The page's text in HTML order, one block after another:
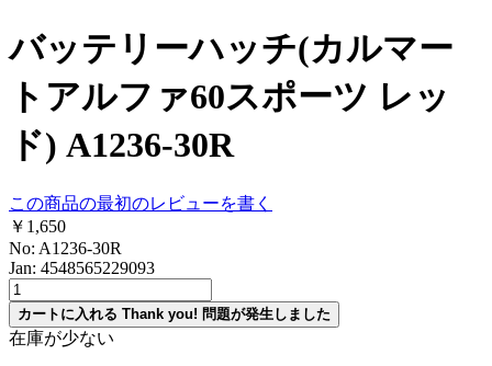
バッテリーハッチ(カルマー
トアルファ60スポーツ レッ
ド) A1236-30R
この商品の最初のレビューを書く
￥1,650
No: A1236-30R
Jan: 4548565229093
カートに入れる Thank you! 問題が発生しました
在庫が少ない